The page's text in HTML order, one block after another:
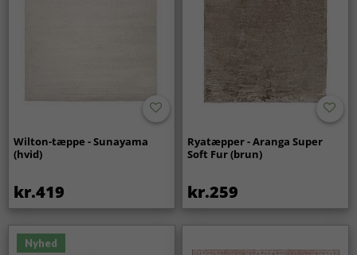
Wilton-tæppe - Sunayama
(hvid)
kr.419
Ryatæpper - Aranga Super
Soft Fur (brun)
kr.259
Nyhed